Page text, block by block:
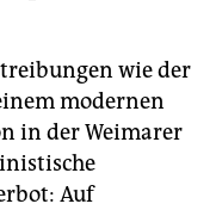
wie der
modernen
in der Weimarer
Auf